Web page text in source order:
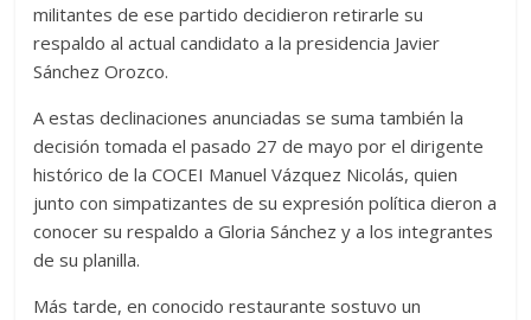
militantes de ese partido decidieron retirarle su
respaldo al actual candidato a la presidencia Javier
Sánchez Orozco.
A estas declinaciones anunciadas se suma también la
decisión tomada el pasado 27 de mayo por el dirigente
histórico de la COCEI Manuel Vázquez Nicolás, quien
junto con simpatizantes de su expresión política dieron a
conocer su respaldo a Gloria Sánchez y a los integrantes
de su planilla.
Más tarde, en conocido restaurante sostuvo un